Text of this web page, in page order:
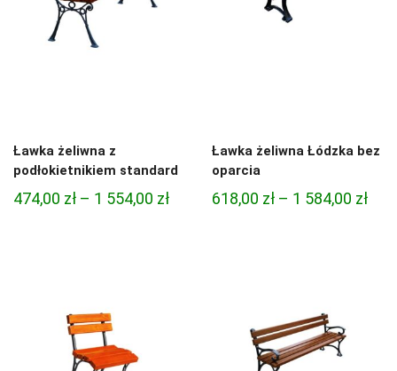
Ławka żeliwna z
podłokietnikiem standard
474,00 zł – 1 554,00 złZakres
Ławka żeliwna Łódzka bez
oparcia
618,00 zł – 1 584,00 zł